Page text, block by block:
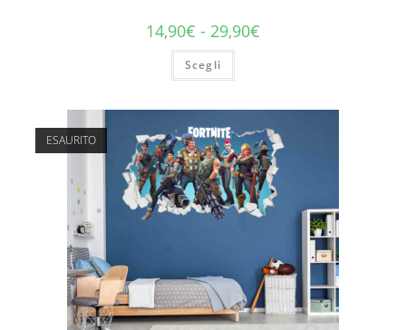
14,90€ - 29,90€
Scegli
ESAURITO